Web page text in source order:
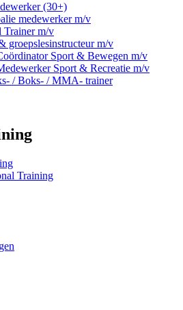
(30+)
medewerker m/v
Trainer m/v
groepslesinstructeur m/v
Sport & Bewegen m/v
Sport & Recreatie m/v
/ Boks- / MMA- trainer
Training